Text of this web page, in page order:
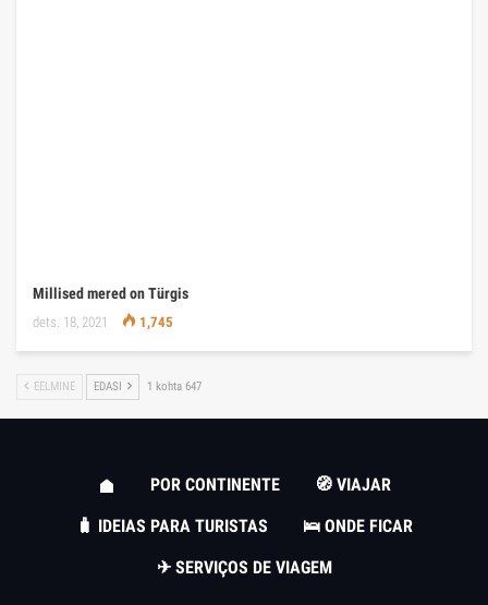
Millised mered on Türgis
dets. 18, 2021 1,745
EELMINE EDASI 1 kohta 647
POR CONTINENTE
🧭 VIAJAR
🧳 IDEIAS PARA TURISTAS
🛌 ONDE FICAR
✈ SERVIÇOS DE VIAGEM